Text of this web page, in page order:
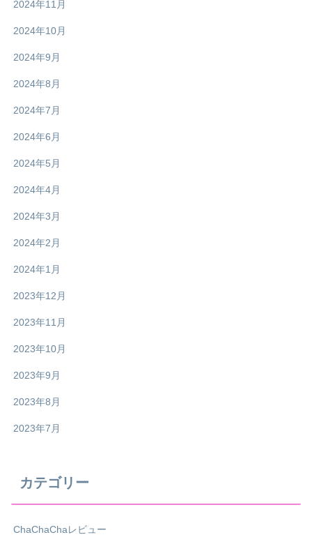
2024年11月
2024年10月
2024年9月
2024年8月
2024年7月
2024年6月
2024年5月
2024年4月
2024年3月
2024年2月
2024年1月
2023年12月
2023年11月
2023年10月
2023年9月
2023年8月
2023年7月
カテゴリー
ChaChaChaレビュー